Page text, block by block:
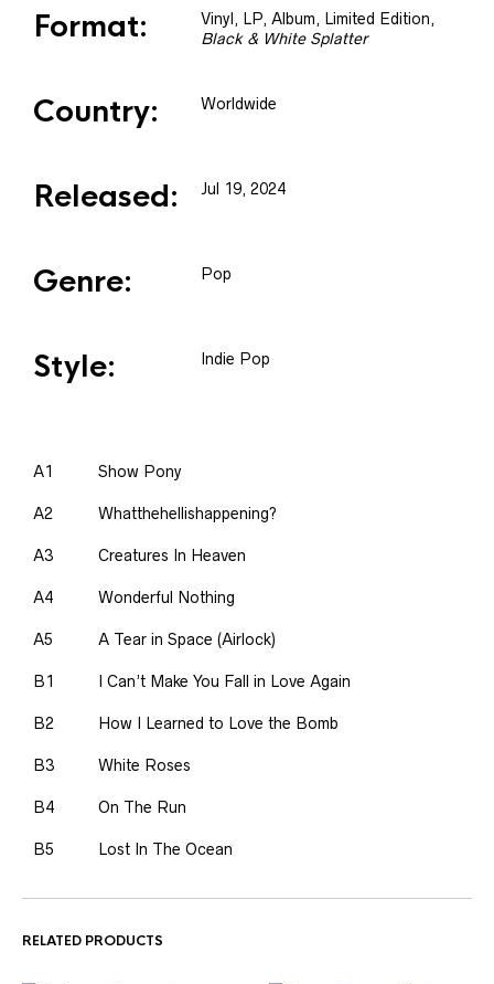
Format: Vinyl , LP, Album, Limited Edition,
Black & White Splatter
Country: Worldwide
Released: Jul 19, 2024
Genre: Pop
Style: Indie Pop
A1 Show Pony
A2 Whatthehellishappening?
A3 Creatures In Heaven
A4 Wonderful Nothing
A5 A Tear in Space (Airlock)
B1 I Can’t Make You Fall in Love Again
B2 How I Learned to Love the Bomb
B3 White Roses
B4 On The Run
B5 Lost In The Ocean
RELATED PRODUCTS